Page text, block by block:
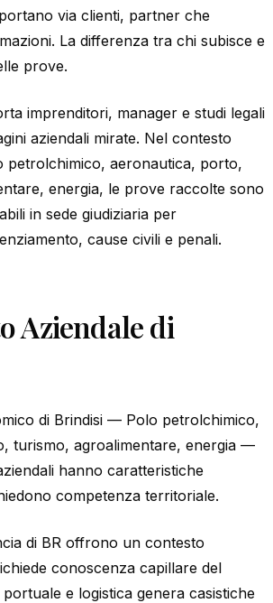
via clienti, partner che
La differenza tra chi subisce e
prove.
imprenditori, manager e studi legali
aziendali mirate. Nel contesto
petrolchimico, aeronautica, porto,
energia, le prove raccolte sono
in sede giudiziaria per
cause civili e penali.
Aziendale di
di Brindisi — Polo petrolchimico,
turismo, agroalimentare, energia —
hanno caratteristiche
competenza territoriale.
di BR offrono un contesto
conoscenza capillare del
e logistica genera casistiche